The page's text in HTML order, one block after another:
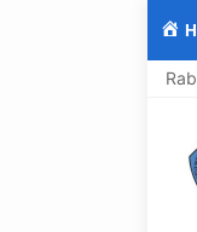
Datang di